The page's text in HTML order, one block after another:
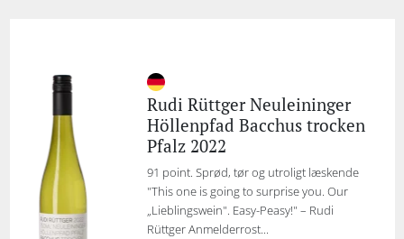
Rudi Rüttger Neuleininger
Höllenpfad Bacchus trocken
Pfalz 2022
91 point. Sprød, tør og utroligt læskende
"This one is going to surprise you. Our
„Lieblingswein". Easy-Peasy!" – Rudi
Rüttger Anmelderrost...